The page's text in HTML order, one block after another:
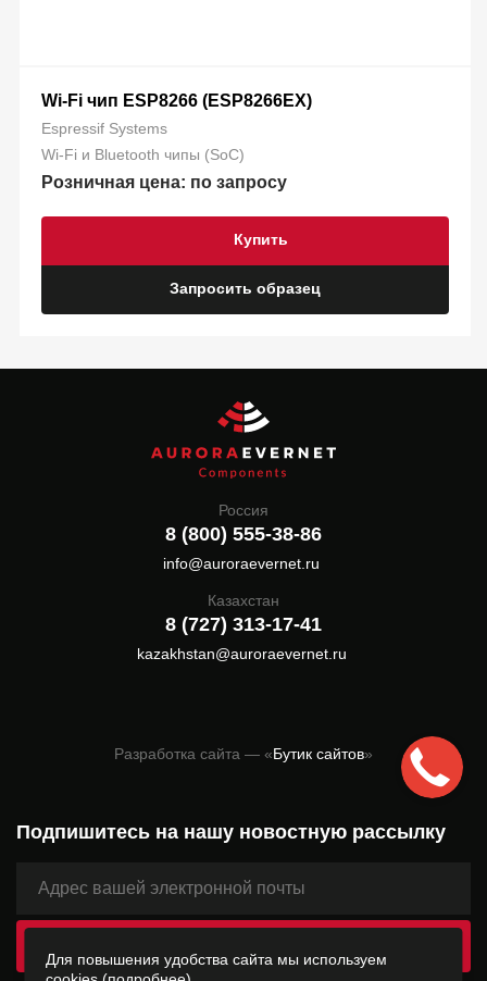
Wi-Fi чип ESP8266 (ESP8266EX)
Espressif Systems
Wi-Fi и Bluetooth чипы (SoC)
Розничная цена: по запросу
Запросить образец
Купить
Россия
8 (800) 555-38-86
info@auroraevernet.ru
Казахстан
8 (727) 313-17-41
kazakhstan@auroraevernet.ru
Разработка сайта — «Бутик сайтов»
Подпишитесь на нашу новостную рассылку
Для повышения удобства сайта мы используем